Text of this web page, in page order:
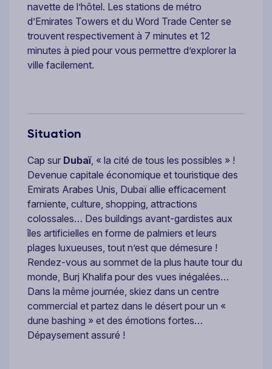
navette de l’hôtel. Les stations de métro
d’Emirates Towers et du Word Trade Center se
trouvent respectivement à 7 minutes et 12
minutes à pied pour vous permettre d’explorer la
ville facilement.
Situation
Cap sur Dubaï, « la cité de tous les possibles » !
Devenue capitale économique et touristique des
Emirats Arabes Unis, Dubaï allie efficacement
farniente, culture, shopping, attractions
colossales… Des buildings avant-gardistes aux
îles artificielles en forme de palmiers et leurs
plages luxueuses, tout n’est que démesure !
Rendez-vous au sommet de la plus haute tour du
monde, Burj Khalifa pour des vues inégalées…
Dans la même journée, skiez dans un centre
commercial et partez dans le désert pour un «
dune bashing » et des émotions fortes…
Dépaysement assuré !